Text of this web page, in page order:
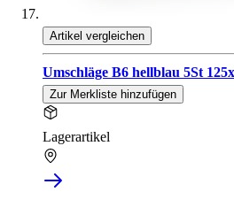
Artikel vergleichen
Umschläge B6 hellblau 5St
Zur Merkliste hinzufügen
Lagerartikel